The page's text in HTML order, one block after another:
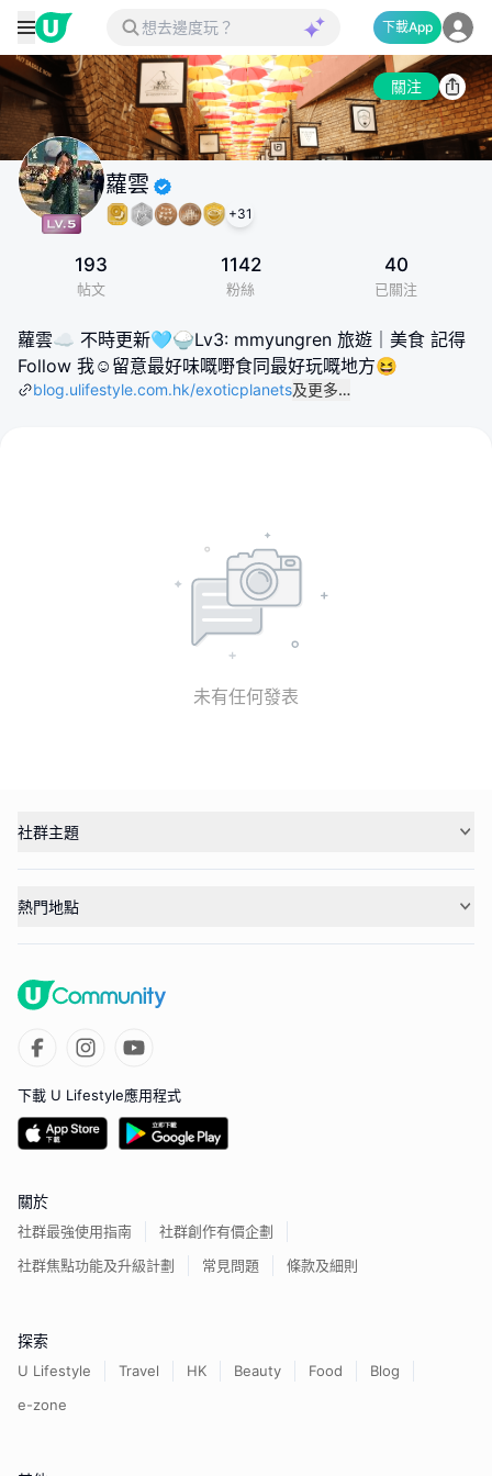
下載App
關注
蘿雲
+31
193
帖文
1142
粉絲
40
已關注
蘿雲☁️ 不時更新🩵🍚Lv3: mmyungren 旅遊｜美食 記得
Follow 我☺️留意最好味嘅嘢食同最好玩嘅地方😆
blog.ulifestyle.com.hk/exoticplanets及更多…
未有任何發表
社群主題
熱門地點
下載 U Lifestyle應用程式
關於
社群最強使用指南
社群創作有價企劃
社群焦點功能及升級計劃
常見問題 條款及細則
探索
U Lifestyle Travel HK Beauty Food
Blog
e-zone